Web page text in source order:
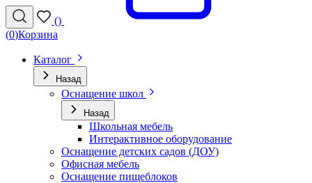
()
(0)Корзина
Каталог
Назад
Оснащение школ
Назад
Школьная мебель
Интерактивное оборудование
Оснащение детских садов (ДОУ)
Офисная мебель
Оснащение пищеблоков